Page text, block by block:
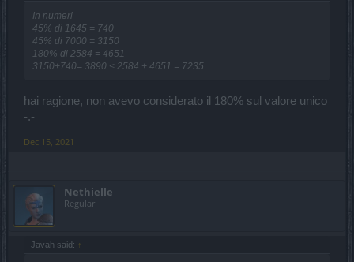
In numeri
45% di 1645 = 740
45% di 7000 = 3150
180% di 2584 = 4651
3150+740= 3890 < 2584 + 4651 = 7235
hai ragione, non avevo considerato il 180% sul valore unico
-.-
Dec 15, 2021
Nethielle
Regular
Javah said: ↑